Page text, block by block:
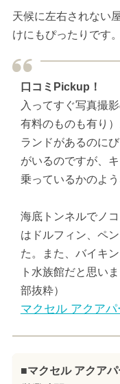
天候に左右されない
けにもぴったりです。
口コミPickup！
入ってすぐ写真撮
有料のものも有り
ランドがあるのに
がいるのですが、
乗っているかのよ
海底トンネルでノ
はドルフィン、ペ
た。また、バイキ
ト水族館だと思い
部抜粋）
マクセル アクア
■マクセル アクアパ